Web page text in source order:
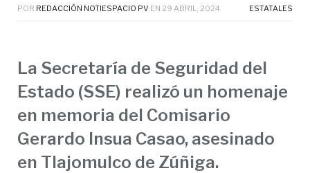
POR REDACCIÓN NOTIESPACIO PV EN 29 ABRIL, 2024 ESTATALES
La Secretaría de Seguridad del
Estado (SSE) realizó un homenaje
en memoria del Comisario
Gerardo Insua Casao, asesinado
en Tlajomulco de Zúñiga.